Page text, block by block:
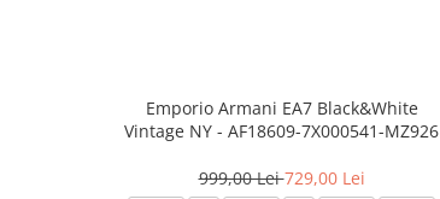
Emporio Armani EA7 Black&White
Vintage NY - AF18609-7X000541-MZ926
999,00 Lei729,00 Lei